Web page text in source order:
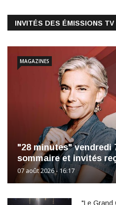
INVITÉS DES ÉMISSIONS TV
"28 minutes" vendredi
sommaire et invités
07 août 2026 - 16:17
MAGAZINES
"Le Grand